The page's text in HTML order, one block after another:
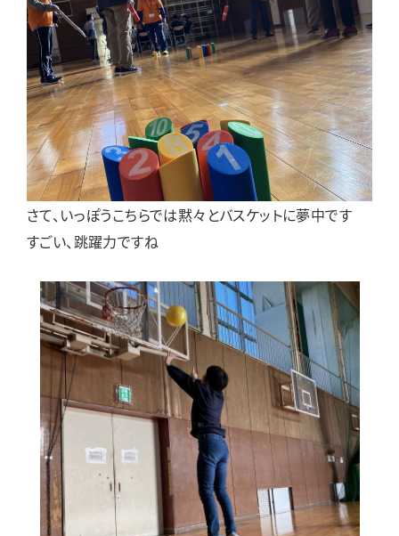
さて、いっぽうこちらでは黙々とバスケットに夢中です
すごい、跳躍力ですね